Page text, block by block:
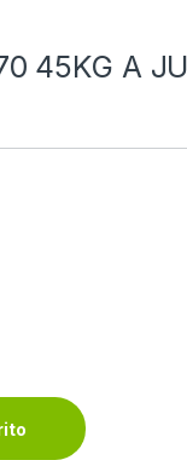
45KG A
quantity